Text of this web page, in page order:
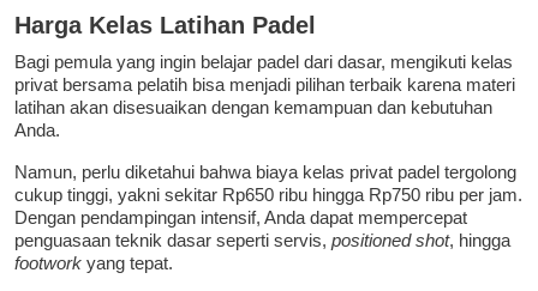
Harga Kelas Latihan Padel
Bagi pemula yang ingin belajar padel dari dasar, mengikuti kelas
privat bersama pelatih bisa menjadi pilihan terbaik karena materi
latihan akan disesuaikan dengan kemampuan dan kebutuhan
Anda.
Namun, perlu diketahui bahwa biaya kelas privat padel tergolong
cukup tinggi, yakni sekitar Rp650 ribu hingga Rp750 ribu per jam.
Dengan pendampingan intensif, Anda dapat mempercepat
penguasaan teknik dasar seperti servis, positioned shot, hingga
footwork yang tepat.